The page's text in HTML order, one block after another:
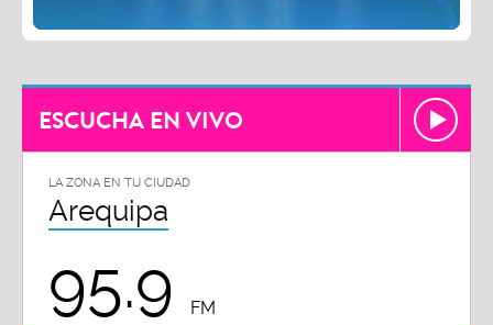
ESCUCHA EN VIVO
LA ZONA EN TU CIUDAD
Arequipa
95.9 FM